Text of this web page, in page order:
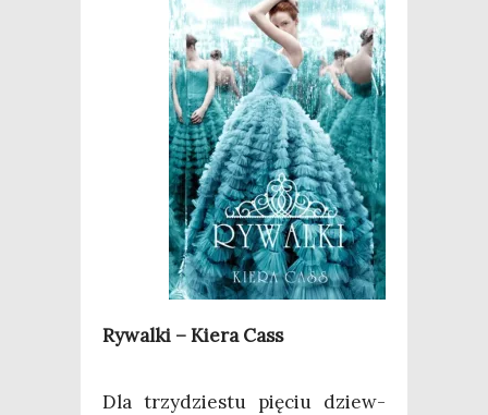
Rywal­ki – Kie­ra Cass
Dla trzy­dzie­stu pię­ciu dziew­